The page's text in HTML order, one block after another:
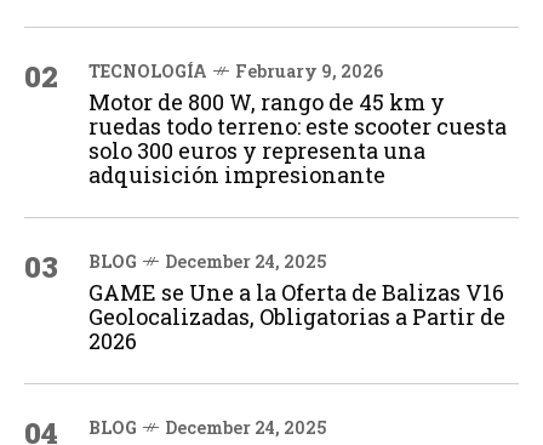
02 TECNOLOGÍA February 9, 2026
Motor de 800 W, rango de 45 km y
ruedas todo terreno: este scooter cuesta
solo 300 euros y representa una
adquisición impresionante
03 BLOG December 24, 2025
GAME se Une a la Oferta de Balizas V16
Geolocalizadas, Obligatorias a Partir de
2026
04 BLOG December 24, 2025